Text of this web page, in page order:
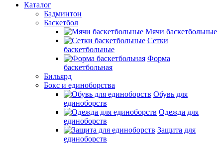
Каталог
Бадминтон
Баскетбол
Мячи баскетбольные
Сетки
баскетбольные
Форма
баскетбольная
Бильярд
Бокс и единоборства
Обувь для
единоборств
Одежда для
единоборств
Защита для
единоборств